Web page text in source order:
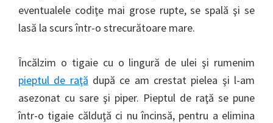
eventualele codiţe mai grose rupte, se spală şi se
lasă la scurs într-o strecurătoare mare.
Încălzim o tigaie cu o lingură de ulei şi rumenim
pieptul de raţă după ce am crestat pielea şi l-am
asezonat cu sare şi piper. Pieptul de raţă se pune
într-o tigaie călduţă ci nu încinsă, pentru a elimina